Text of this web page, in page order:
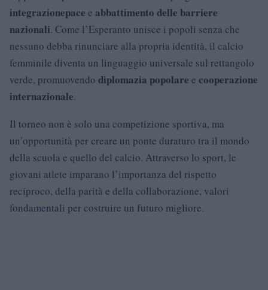
integrazionepace e abbattimento delle barriere
nazionali. Come l’Esperanto unisce i popoli senza che
nessuno debba rinunciare alla propria identità, il calcio
femminile diventa un linguaggio universale sul rettangolo
verde, promuovendo diplomazia popolare e cooperazione
internazionale.
Il torneo non è solo una competizione sportiva, ma
un’opportunità per creare un ponte duraturo tra il mondo
della scuola e quello del calcio. Attraverso lo sport, le
giovani atlete imparano l’importanza del rispetto
reciproco, della parità e della collaborazione, valori
fondamentali per costruire un futuro migliore.